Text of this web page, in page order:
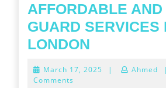
AFFORDABLE AND
GUARD SERVICES
LONDON
TRUSTY
March 17, 2025 March
| Ahmed |
Comments